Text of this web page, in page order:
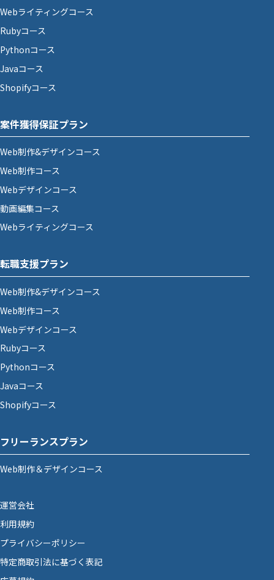
Webライティングコース
Rubyコース
Pythonコース
Javaコース
Shopifyコース
案件獲得保証プラン
Web制作&デザインコース
Web制作コース
Webデザインコース
動画編集コース
Webライティングコース
転職支援プラン
Web制作&デザインコース
Web制作コース
Webデザインコース
Rubyコース
Pythonコース
Javaコース
Shopifyコース
フリーランスプラン
Web制作＆デザインコース
運営会社
利用規約
プライバシーポリシー
特定商取引法に基づく表記